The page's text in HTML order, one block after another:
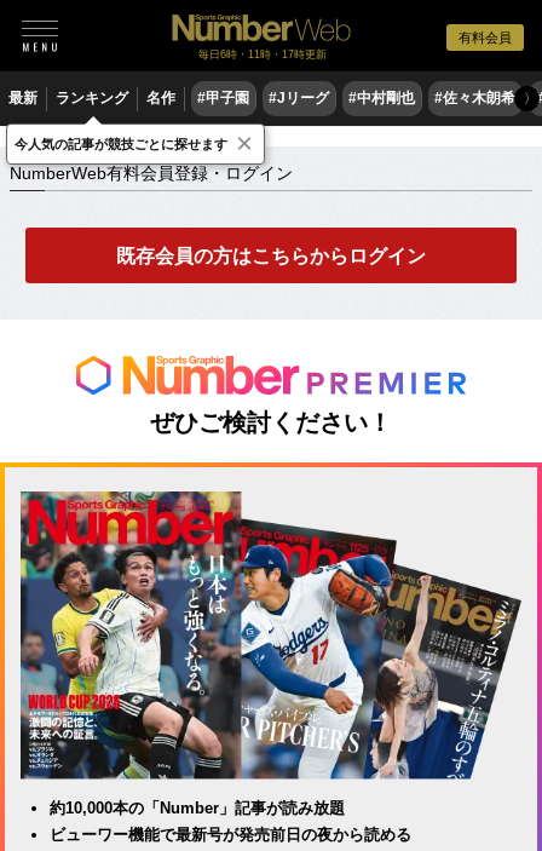
有料会員
毎日6時・11時・17時更新
最新 ランキング 名作 #甲子園 #Jリーグ #中村剛也 #佐々木朗希 〉
NumberWeb有料会員登録・ログイン
NumberWeb有料会員登録・ログイン
既存会員の方はこちらからログイン
ぜひご検討ください！
約10,000本の「Number」記事が読み放題
ビューワー機能で最新号が発売前日の夜から読める
今人気の記事が競技ごとに探せます ×